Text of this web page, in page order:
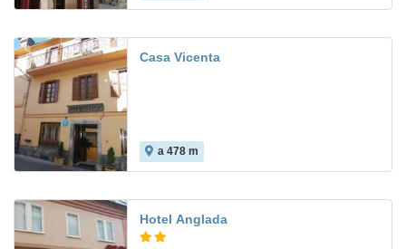
Casa Vicenta
a 478 m
Hotel Anglada